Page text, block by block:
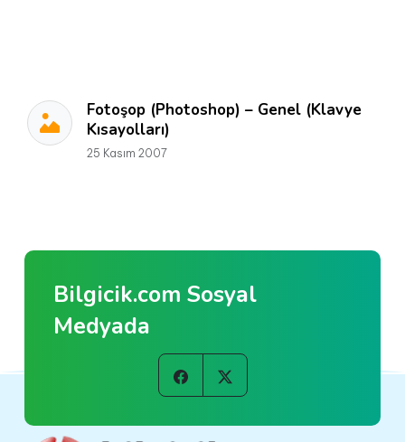
Fotoşop (Photoshop) – Genel (Klavye
Kısayolları)
25 Kasım 2007
Bilgicik.com Sosyal
Medyada